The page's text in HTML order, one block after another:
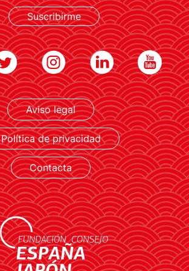
Suscribirme
Aviso legal
Política de privacidad
Contacta